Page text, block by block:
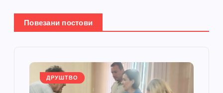
њПовезани постови
ДРУШТВО